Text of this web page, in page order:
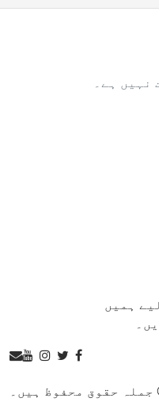
ico کو jpg
نہیں ہے۔
ہمیں
جملہ حقوق محفوظ ہیں۔